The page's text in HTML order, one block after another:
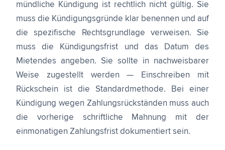
mündliche Kündigung ist rechtlich nicht gültig. Sie
muss die Kündigungsgründe klar benennen und auf
die spezifische Rechtsgrundlage verweisen. Sie
muss die Kündigungsfrist und das Datum des
Mietendes angeben. Sie sollte in nachweisbarer
Weise zugestellt werden — Einschreiben mit
Rückschein ist die Standardmethode. Bei einer
Kündigung wegen Zahlungsrückständen muss auch
die vorherige schriftliche Mahnung mit der
einmonatigen Zahlungsfrist dokumentiert sein.